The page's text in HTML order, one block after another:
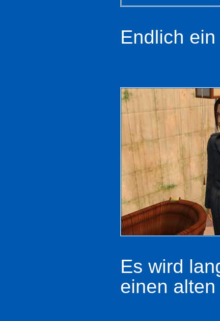
Endlich
Es wird
einen